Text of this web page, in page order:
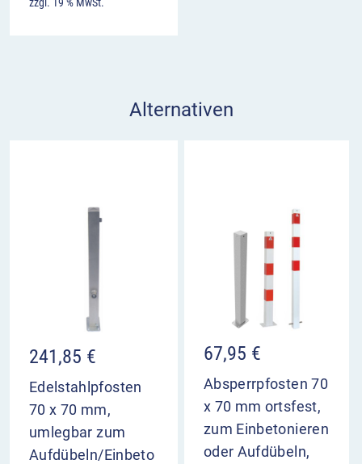
Alternativen
241,85 €
Edelstahlpfosten
70 x 70 mm,
umlegbar zum
Aufdübeln/Einbeto
67,95 €
Absperrpfosten 70
x 70 mm ortsfest,
zum Einbetonieren
oder Aufdübeln,